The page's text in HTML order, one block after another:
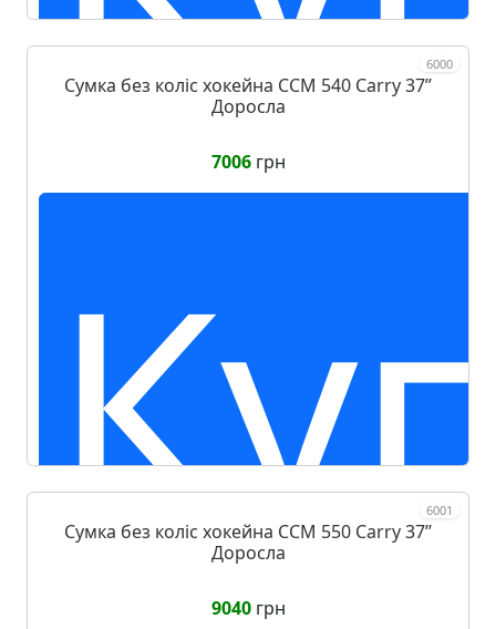
6000
Сумка без коліс хокейна CCM 540 Carry 37ʼʼ
Доросла
7006грн
6001
Сумка без коліс хокейна CCM 550 Carry 37ʼʼ
Доросла
9040грн